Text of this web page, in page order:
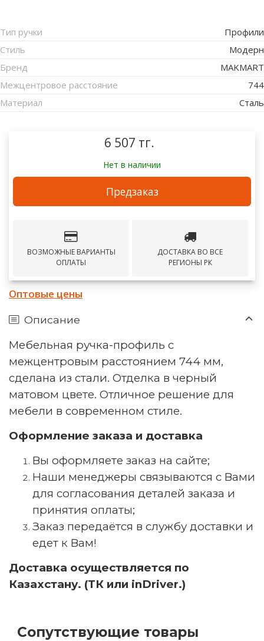
Тип ручки
Профили
Стиль
Модерн
Бренд
MAKMART
Межцентровое расстояние
744
Материал
Сталь
6 507 тг.
Нет в наличии
Предзаказ
ВОЗМОЖНЫЕ ВАРИАНТЫ
ОПЛАТЫ
ДОСТАВКА ВО ВСЕ
РЕГИОНЫ РК
Оптовые цены
Описание
Мебельная ручка-профиль с
межцентровым расстоянием 744 мм,
сделана из стали. Отделка в черный
матовом цвете. Отличное решение для
мебели в современном стиле.
Оформление заказа и доставка
Вы оформляете заказ на сайте;
Наши менеджеры связываются с Вами
для согласования деталей заказа и
принятия оплаты;
Заказ передаётся в службу доставки и
едет к Вам!
Доставка осуществляется по
Казахстану. (ТК или inDriver.)
Сопутствующие товары